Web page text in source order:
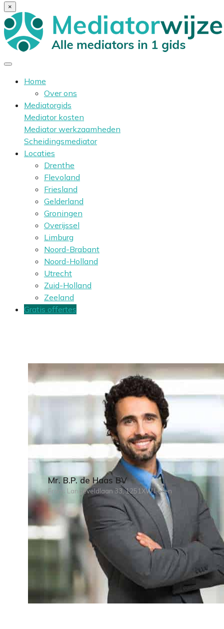
×
Home
Over ons
Mediatorgids
Mediator kosten
Mediator werkzaamheden
Scheidingsmediator
Locaties
Drenthe
Flevoland
Friesland
Gelderland
Groningen
Overijssel
Limburg
Noord-Brabant
Noord-Holland
Utrecht
Zuid-Holland
Zeeland
Gratis offertes
Mr. B.P. de Haas BV
Frans Langeveldlaan 33, 1251XW Laren